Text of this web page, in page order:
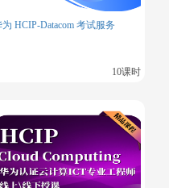
Protocol)
：网络状态诊断
：动态路由协议（内部网
：互联网域间路由协议
为 HCIP-Datacom 考试服务
10课时